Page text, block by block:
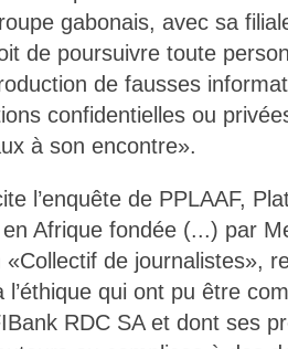
gabonais, avec sa
de poursuivre toute
de fausses
confidentielles ou
à son encontre».
l’enquête de PPLAAF,
en Afrique fondée (...) par
«Collectif de journalistes»,
qui ont pu être
RDC SA et dont ses